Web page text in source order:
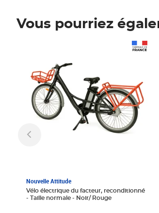
Vous pourriez
Nouvelle Attitude
Vélo électrique du facteur, reconditionné
- Taille normale - Noir/ Rouge